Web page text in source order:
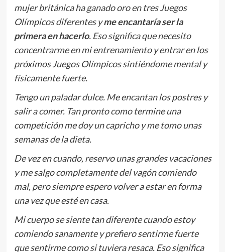
mujer británica ha ganado oro en tres Juegos
Olímpicos diferentes yme encantaría ser la
primera en hacerlo. Eso significa que necesito
concentrarme en mi entrenamiento y entrar en los
próximos Juegos Olímpicos sintiéndome mental y
físicamente fuerte.
Tengo un paladar dulce. Me encantan los postres y
salir a comer. Tan pronto como termine una
competición me doy un capricho y me tomo unas
semanas de la dieta.
De vez en cuando, reservo unas grandes vacaciones
y me salgo completamente del vagón comiendo
mal, pero siempre espero volver a estar en forma
una vez que esté en casa.
Mi cuerpo se siente tan diferente cuando estoy
comiendo sanamente y prefiero sentirme fuerte
que sentirme como si tuviera resaca. Eso significa